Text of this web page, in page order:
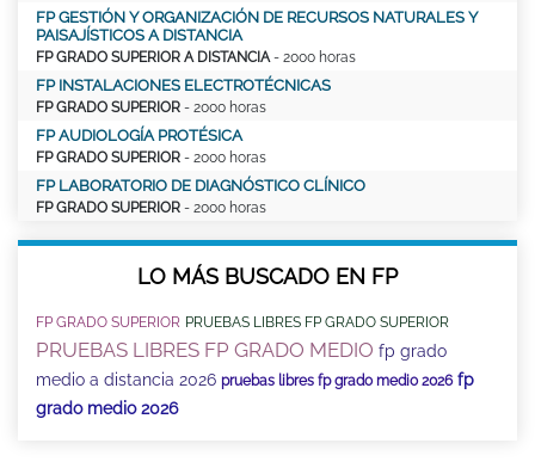
FP GESTIÓN Y ORGANIZACIÓN DE RECURSOS NATURALES Y
PAISAJÍSTICOS A DISTANCIA
FP GRADO SUPERIOR A DISTANCIA- 2000 horas
FP INSTALACIONES ELECTROTÉCNICAS
FP GRADO SUPERIOR - 2000 horas
FP AUDIOLOGÍA PROTÉSICA
FP GRADO SUPERIOR - 2000 horas
FP LABORATORIO DE DIAGNÓSTICO CLÍNICO
FP GRADO SUPERIOR - 2000 horas
LO MÁS BUSCADO EN FP
FP GRADO SUPERIOR PRUEBAS LIBRES FP GRADO SUPERIOR
PRUEBAS LIBRES FP GRADO MEDIO fp grado
medio a distancia 2026 pruebas libres fp grado medio 2026 fp
grado medio 2026